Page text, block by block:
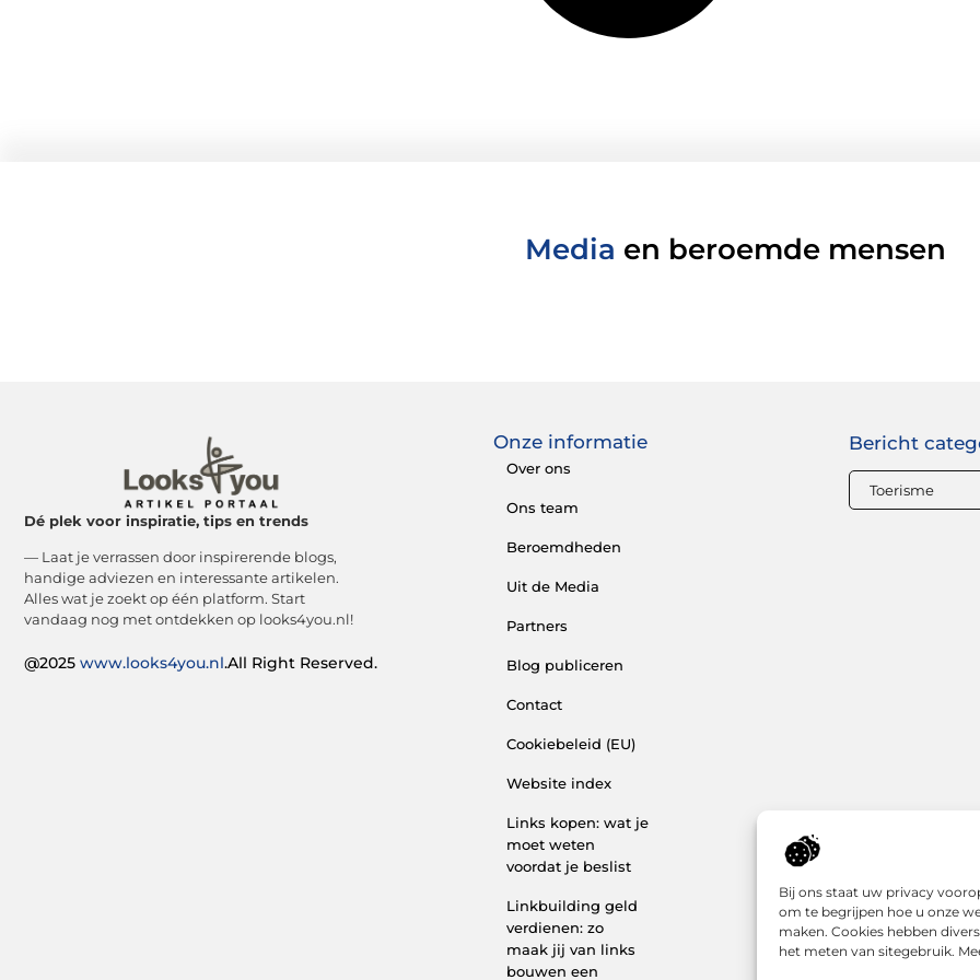
Bij ons staat uw privacy
om te begrijpen hoe u onze
maken. Cookies hebben
het meten van sitegebruik.
Media en beroemde mensen
Dé plek voor inspiratie, tips en trends
— Laat je verrassen door inspirerende blogs,
handige adviezen en interessante artikelen.
Alles wat je zoekt op één platform. Start
vandaag nog met ontdekken op looks4you.nl!
@2025 www.looks4you.nl.All Right Reserved.
Onze informatie
Over ons
Ons team
Beroemdheden
Uit de Media
Partners
Blog publiceren
Contact
Cookiebeleid (EU)
Website index
Links kopen: wat je
moet weten
voordat je beslist
Linkbuilding geld
verdienen: zo
maak jij van links
bouwen een
Bericht